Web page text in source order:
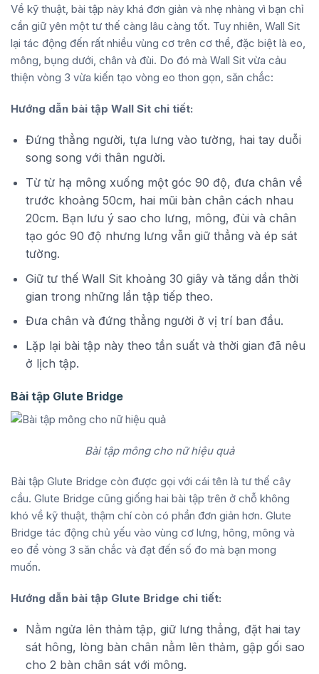
Về kỹ thuật, bài tập này khá đơn giản và nhẹ nhàng vì bạn chỉ
cần giữ yên một tư thế càng lâu càng tốt. Tuy nhiên, Wall Sit
lại tác động đến rất nhiều vùng cơ trên cơ thể, đặc biệt là eo,
mông, bụng dưới, chân và đùi. Do đó mà Wall Sit vừa cảu
thiện vòng 3 vừa kiến tạo vòng eo thon gọn, săn chắc:
Hướng dẫn bài tập Wall Sit chi tiết:
Đứng thẳng người, tựa lưng vào tường, hai tay duỗi
song song với thân người.
Từ từ hạ mông xuống một góc 90 độ, đưa chân về
trước khoảng 50cm, hai mũi bàn chân cách nhau
20cm. Bạn lưu ý sao cho lưng, mông, đùi và chân
tạo góc 90 độ nhưng lưng vẫn giữ thẳng và ép sát
tường.
Giữ tư thế Wall Sit khoảng 30 giây và tăng dần thời
gian trong những lần tập tiếp theo.
Đưa chân và đứng thẳng người ở vị trí ban đầu.
Lặp lại bài tập này theo tần suất và thời gian đã nêu
ở lịch tập.
Bài tập Glute Bridge
Bài tập mông cho nữ hiệu quả
Bài tập Glute Bridge còn được gọi với cái tên là tư thế cây
cầu. Glute Bridge cũng giống hai bài tập trên ở chỗ không
khó về kỹ thuật, thậm chí còn có phần đơn giản hơn. Glute
Bridge tác động chủ yếu vào vùng cơ lưng, hông, mông và
eo để vòng 3 săn chắc và đạt đến số đo mà bạn mong
muốn.
Hướng dẫn bài tập Glute Bridge chi tiết:
Nằm ngửa lên thảm tập, giữ lưng thẳng, đặt hai tay
sát hông, lòng bàn chân nằm lên thảm, gập gối sao
cho 2 bàn chân sát với mông.